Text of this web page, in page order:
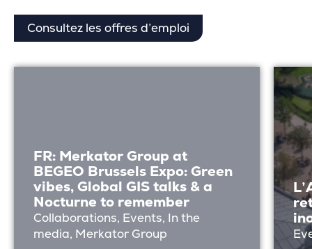
Consultez les offres d’emploi
FR: Merkator Group at
BEGEO Brussels Expo: Green
vibes, Global GIS talks & a
Nocturne to remember
Collaborations, Events, In the
media, Merkator Group